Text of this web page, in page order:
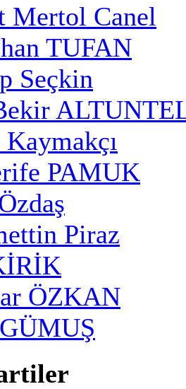
Mertol Canel
TUFAN
Seçkin
PAMUK
Piraz
ÖZKAN